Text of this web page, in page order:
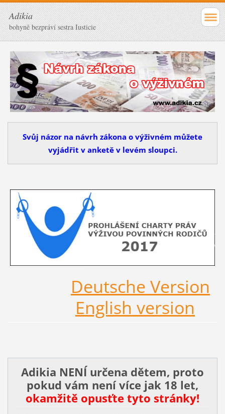
Adikia
bohyně bezpráví sestra Iusticie
Svůj názor na návrh zákona o výživném můžete
vyjádřit v anketě v levém sloupci.
Deutsche Version
English version
Adikia NENÍ určena dětem, proto
pokud vám není více jak 18 let,
okamžitě opusťte tyto stránky!